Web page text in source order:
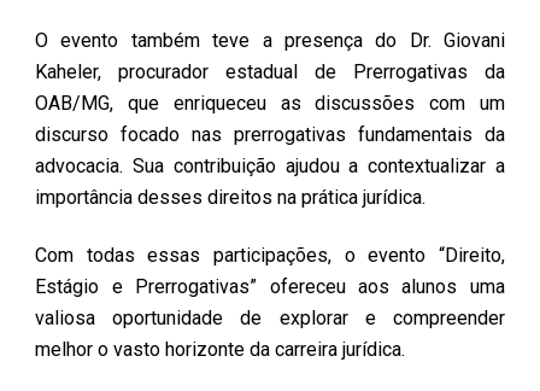
O evento também teve a presença do Dr. Giovani
Kaheler, procurador estadual de Prerrogativas da
OAB/MG, que enriqueceu as discussões com um
discurso focado nas prerrogativas fundamentais da
advocacia. Sua contribuição ajudou a contextualizar a
importância desses direitos na prática jurídica.
Com todas essas participações, o evento “Direito,
Estágio e Prerrogativas” ofereceu aos alunos uma
valiosa oportunidade de explorar e compreender
melhor o vasto horizonte da carreira jurídica.